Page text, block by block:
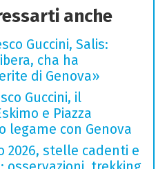
anche
Guccini, Salis:
cha ha
di Genova»
Guccini, il
e Piazza
legame con Genova
2026, stelle cadenti e